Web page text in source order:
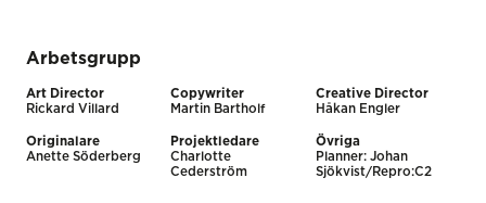
Arbetsgrupp
Art Director
Rickard Villard
Copywriter
Martin Bartholf
Creative Director
Håkan Engler
Originalare
Anette Söderberg
Projektledare
Charlotte
Cederström
Övriga
Planner: Johan
Sjökvist/Repro:C2